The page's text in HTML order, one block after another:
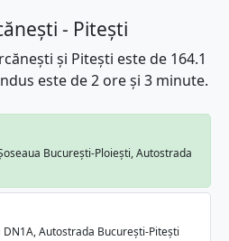
- Pitești
și Pitești este de 164.1
este de 2 ore și 3 minute.
București-Ploiești, Autostrada
Autostrada București-Pitești